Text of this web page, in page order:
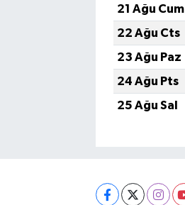
21 Ağu Cum
22 Ağu Cts
23 Ağu Paz
24 Ağu Pts
25 Ağu Sal